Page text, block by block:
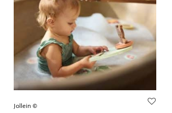
Jollein ©